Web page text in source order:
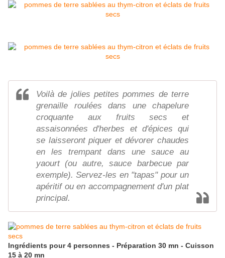
Voilà de jolies petites pommes de terre
grenaille roulées dans une chapelure
croquante aux fruits secs et
assaisonnées d'herbes et d'épices qui
se laisseront piquer et dévorer chaudes
en les trempant dans une sauce au
yaourt (ou autre, sauce barbecue par
exemple). Servez-les en "tapas" pour un
apéritif ou en accompagnement d'un plat
principal.
Ingrédients pour 4 personnes - Préparation 30 mn - Cuisson
15 à 20 mn